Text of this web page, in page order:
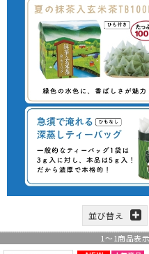
並び替え
1 ～ 1商品表